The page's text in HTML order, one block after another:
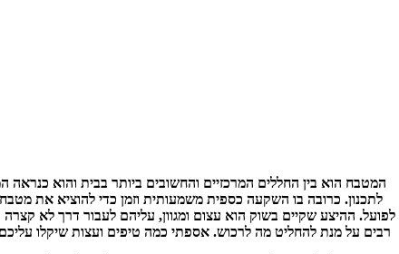
המטבח הוא בין החללים המרכזיים והחשובים ביותר בבית והוא כנראה
לתכנון. כרובה בו השקעה כספית משמעותית וזמן כדי להוציא את
לפועל. ההיצע שקיים בשוק הוא עצום ומגוון, עליהם לעבור דרך לא קצרה
רבים על מנת להחליט מה לרכוש. אספתי כמה טיפים ועצות שיקלו